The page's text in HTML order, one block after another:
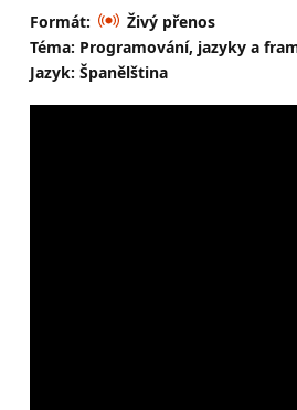
Formát:
Živý přenos
Téma: Programování, jazyky a
Jazyk: Španělština